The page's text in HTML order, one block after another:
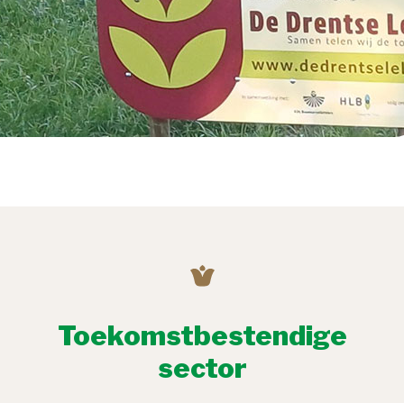
Toekomstbestendige
sector